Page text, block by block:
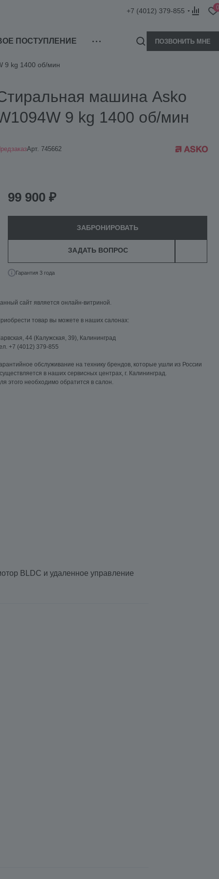
+7 (4012) 379-855 0
ПОСТУПЛЕНИЕ ПОЗВОНИТЬ МНЕ
9 kg 1400 об/мин
машина Asko
9 kg 1400 об/мин
Арт. 745662
99 900 ₽
ЗАБРОНИРОВАТЬ
ЗАДАТЬ ВОПРОС
Гарантия 3 года
сайт является онлайн-витриной.
товар вы можете в наших салонах:
44 (Калужская, 39), Калининград
+7 (4012) 379-855
обслуживание на технику брендов, которые ушли из России
в наших сервисных центрах, г. Калининград.
этого необходимо обратится в салон.
BLDC и удаленное управление